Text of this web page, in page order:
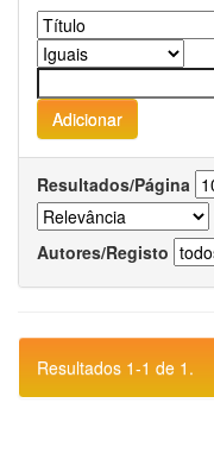
Resultados/Página
Autores/Registo
Resultados 1-1 de 1.